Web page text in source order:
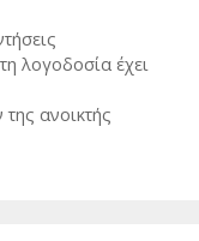
λογοδοσία έχει
ανοικτής